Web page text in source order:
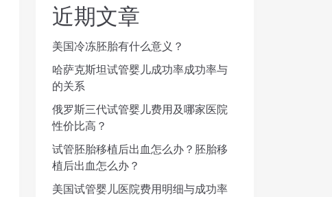
近期文章
美国冷冻胚胎有什么意义？
哈萨克斯坦试管婴儿成功率成功率与
的关系
俄罗斯三代试管婴儿费用及哪家医院
性价比高？
试管胚胎移植后出血怎么办？胚胎移
植后出血怎么办？
美国试管婴儿医院费用明细与成功率